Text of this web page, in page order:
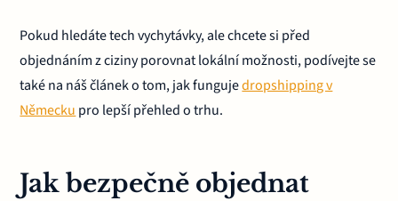
Pokud hledáte tech vychytávky, ale chcete si před
objednáním z ciziny porovnat lokální možnosti, podívejte se
také na náš článek o tom, jak fungujedropshipping v
Německu pro lepší přehled o trhu.
Jak bezpečně objednat